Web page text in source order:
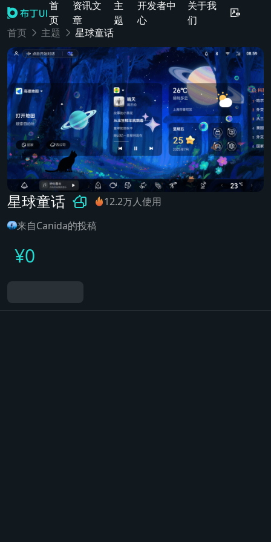
首
页
资讯文
章
主
题
开发者中
心
关于我
们
首页
主题 星球童话
星球童话
12.2万人使用
来自Canida的投稿
¥0